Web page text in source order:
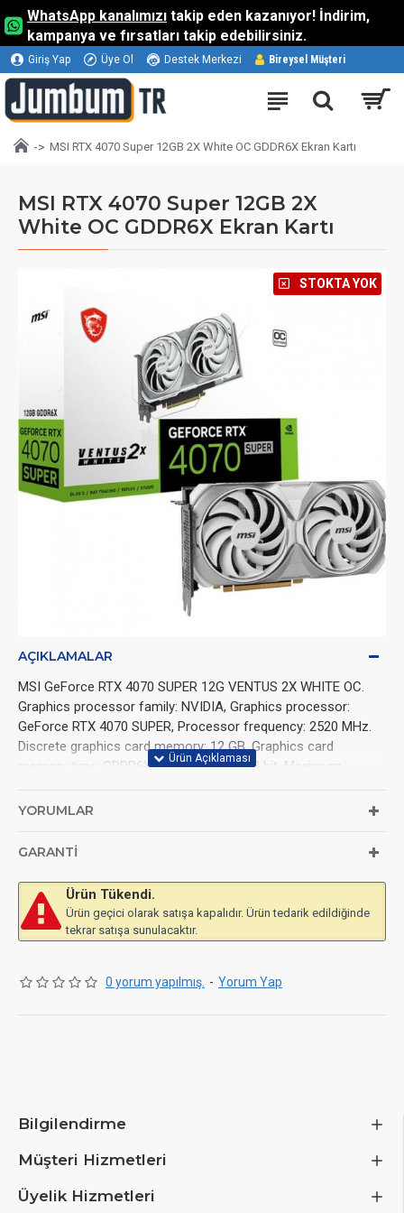
WhatsApp kanalımızı takip eden kazanıyor! İndirim,
kampanya ve fırsatları takip edebilirsiniz.
Giriş Yap Üye Ol Destek Merkezi Bireysel Müşteri
MSI RTX 4070 Super 12GB 2X White OC GDDR6X Ekran Kartı
MSI RTX 4070 Super 12GB 2X
White OC GDDR6X Ekran Kartı
⠀STOKTA YOK
Ürün Tükendi.
Ürün geçici olarak satışa kapalıdır. Ürün tedarik edildiğinde
tekrar satışa sunulacaktır.
AÇIKLAMALAR
MSI GeForce RTX 4070 SUPER 12G VENTUS 2X WHITE OC.
Graphics processor family: NVIDIA, Graphics processor:
GeForce RTX 4070 SUPER, Processor frequency: 2520 MHz.
Discrete graphics card memory: 12 GB, Graphics card
memory type: GDDR6X, Memory bus: 192 bit. Maximum
OpenGL version: 4.6. Interface type: PCI Express 4.0. Cooling
YORUMLAR
GARANTI
0 yorum yapılmış. - Yorum Yap
Bilgilendirme
Müşteri Hizmetleri
Üyelik Hizmetleri